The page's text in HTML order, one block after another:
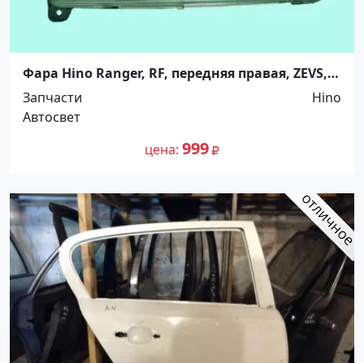
Фара Hino Ranger, RF, передняя правая, ZEVS,
5264720 Краснодар
Запчасти
Hino
Автосвет
цена 999